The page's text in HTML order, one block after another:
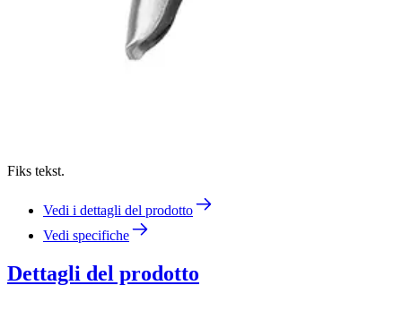
Fiks tekst.
Vedi i dettagli del prodotto
Vedi specifiche
Dettagli del prodotto